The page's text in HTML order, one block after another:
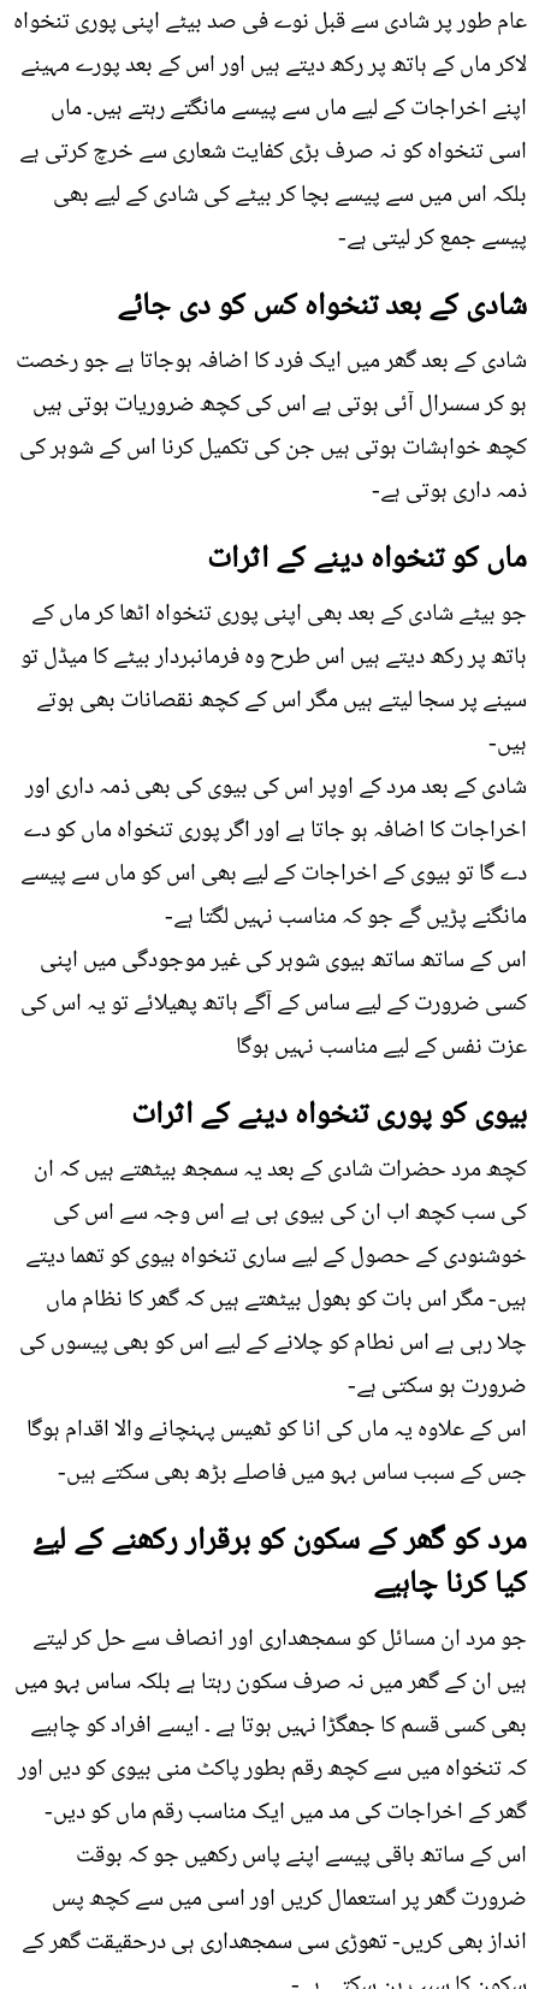
عام طور پر شادی سے قبل نوے فی صد بیٹے اپنی پوری تنخواہ
لاکر ماں کے ہاتھ پر رکھ دیتے ہیں اور اس کے بعد پورے مہینے
اپنے اخراجات کے لیے ماں سے پیسے مانگتے رہتے ہیں۔ ماں
اسی تنخواہ کو نہ صرف بڑی کفایت شعاری سے خرچ کرتی ہے
بلکہ اس میں سے پیسے بچا کر بیٹے کی شادی کے لیے بھی
پیسے جمع کر لیتی ہے-
شادی کے بعد تنخواہ کس کو دی جائے
شادی کے بعد گھر میں ایک فرد کا اضافہ ہوجاتا ہے جو رخصت
ہو کر سسرال آئی ہوتی ہے اس کی کچھ ضروریات ہوتی ہیں
کچھ خواہشات ہوتی ہیں جن کی تکمیل کرنا اس کے شوہر کی
ذمہ داری ہوتی ہے-
ماں کو تنخواہ دینے کے اثرات
جو بیٹے شادی کے بعد بھی اپنی پوری تنخواہ اٹھا کر ماں کے
ہاتھ پر رکھ دیتے ہیں اس طرح وہ فرمانبردار بیٹے کا میڈل تو
سینے پر سجا لیتے ہیں مگر اس کے کچھ نقصانات بھی ہوتے
ہیں-
شادی کے بعد مرد کے اوپر اس کی بیوی کی بھی ذمہ داری اور
اخراجات کا اضافہ ہو جاتا ہے اور اگر پوری تنخواہ ماں کو دے
دے گا تو بیوی کے اخراجات کے لیے بھی اس کو ماں سے پیسے
مانگنے پڑیں گے جو کہ مناسب نہیں لگتا ہے-
اس کے ساتھ ساتھ بیوی شوہر کی غیر موجودگی میں اپنی
کسی ضرورت کے لیے ساس کے آگے ہاتھ پھیلائے تو یہ اس کی
عزت نفس کے لیے مناسب نہیں ہوگا
بیوی کو پوری تنخواہ دینے کے اثرات
کچھ مرد حضرات شادی کے بعد یہ سمجھ بیٹھتے ہیں کہ ان
کی سب کچھ اب ان کی بیوی ہی ہے اس وجہ سے اس کی
خوشنودی کے حصول کے لیے ساری تنخواہ بیوی کو تھما دیتے
ہیں- مگر اس بات کو بھول بیٹھتے ہیں کہ گھر کا نظام ماں
چلا رہی ہے اس نطام کو چلانے کے لیے اس کو بھی پیسوں کی
ضرورت ہو سکتی ہے-
اس کے علاوہ یہ ماں کی انا کو ٹھیس پہنچانے والا اقدام ہوگا
جس کے سبب ساس بہو میں فاصلے بڑھ بھی سکتے ہیں-
مرد کو گھر کے سکون کو برقرار رکھنے کے لیۓ
کیا کرنا چاہیے
جو مرد ان مسائل کو سمجھداری اور انصاف سے حل کر لیتے
ہیں ان کے گھر میں نہ صرف سکون رہتا ہے بلکہ ساس بہو میں
بھی کسی قسم کا جھگڑا نہیں ہوتا ہے ۔ ایسے افراد کو چاہیے
کہ تنخواہ میں سے کچھ رقم بطور پاکٹ منی بیوی کو دیں اور
گھر کے اخراجات کی مد میں ایک مناسب رقم ماں کو دیں-
اس کے ساتھ باقی پیسے اپنے پاس رکھیں جو کہ بوقت
ضرورت گھر پر استعمال کریں اور اسی میں سے کچھ پس
انداز بھی کریں- تھوڑی سی سمجھداری ہی درحقیقت گھر کے